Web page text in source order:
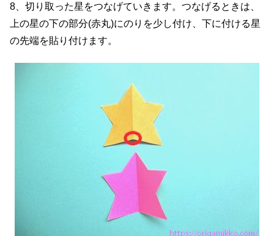
8、切り取った星をつなげていきます。つなげるときは、
上の星の下の部分(赤丸)にのりを少し付け、下に付ける星
の先端を貼り付けます。